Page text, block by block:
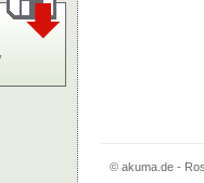
© akuma.de -